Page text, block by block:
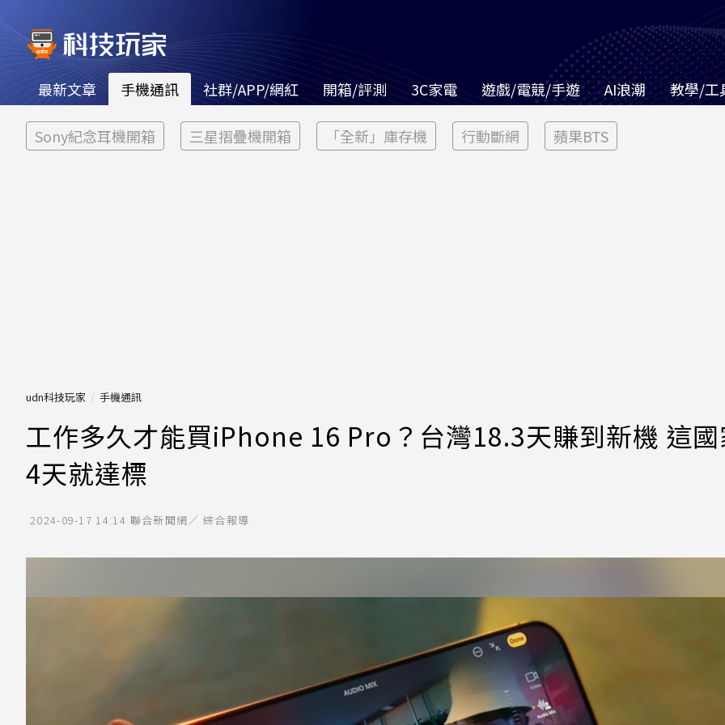
最新文章 手機通訊 社群/APP/網紅 開箱/評測 3C家電 遊戲/電競/手遊 AI浪潮 教學/工
Sony紀念耳機開箱 三星摺疊機開箱 「全新」庫存機 行動斷網 蘋果BTS
udn科技玩家 手機通訊
工作多久才能買iPhone 16 Pro？台灣18.3天賺到新機 這
4天就達標
2024-09-17 14:14 聯合新聞網／ 綜合報導